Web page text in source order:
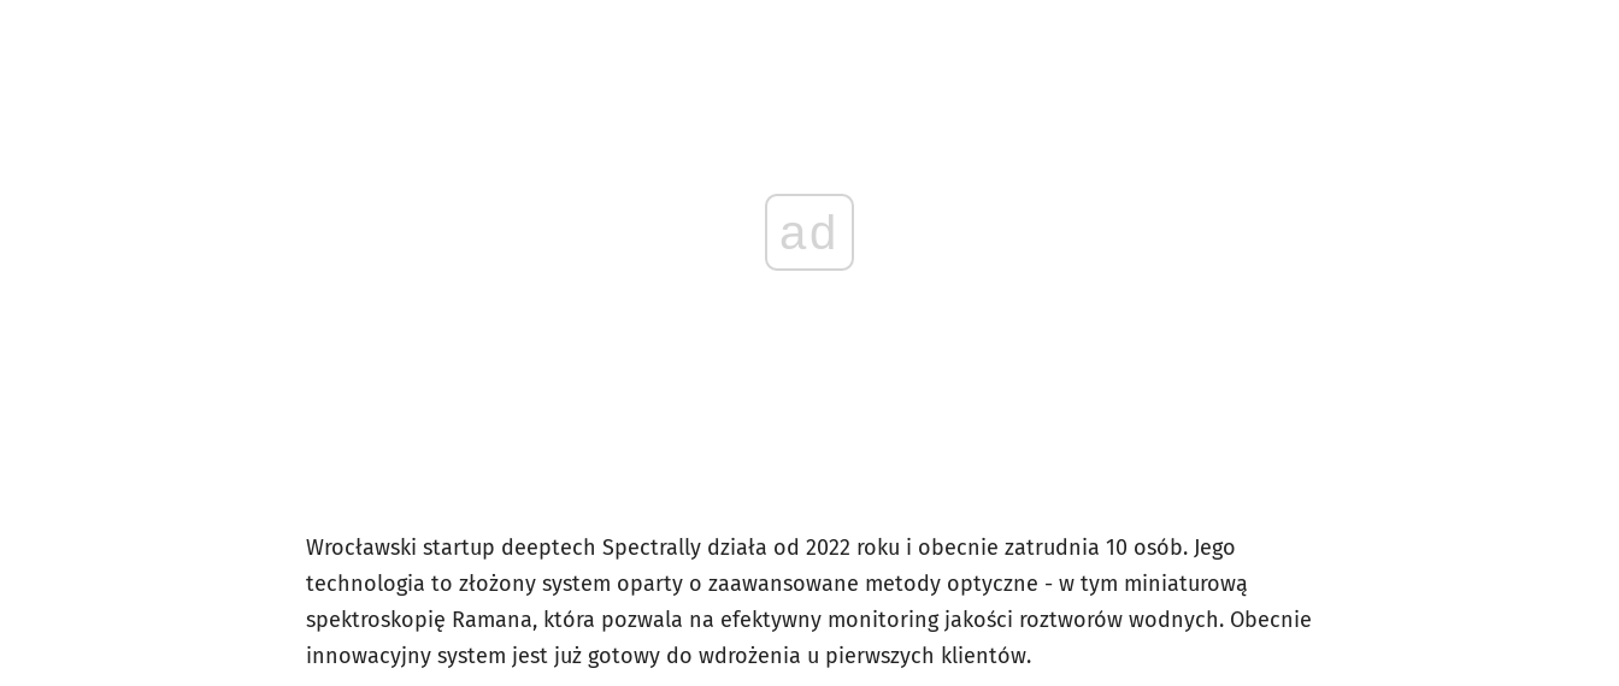
ad
Wrocławski startup deeptech Spectrally działa od 2022 roku i obecnie zatrudnia 10 osób. Jego
technologia to złożony system oparty o zaawansowane metody optyczne - w tym miniaturową
spektroskopię Ramana, która pozwala na efektywny monitoring jakości roztworów wodnych. Obecnie
innowacyjny system jest już gotowy do wdrożenia u pierwszych klientów.